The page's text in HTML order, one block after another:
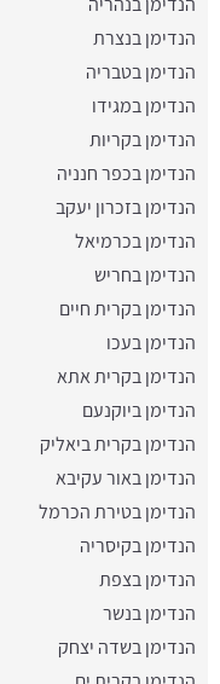
הנדימן בנצרת
הנדימן בטבריה
הנדימן במגידו
הנדימן בקריות
הנדימן בכפר חנניה
הנדימן בזכרון יעקב
הנדימן בכרמיאל
הנדימן בחריש
הנדימן בקרית חיים
הנדימן בעכו
הנדימן בקרית אתא
הנדימן ביוקנעם
הנדימן בקרית ביאליק
הנדימן באור עקיבא
הנדימן בטירת הכרמל
הנדימן בקיסריה
הנדימן בצפת
הנדימן בנשר
הנדימן בשדה יצחק